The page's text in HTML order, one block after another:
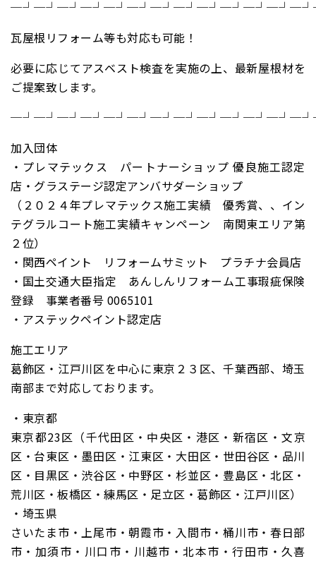
瓦屋根リフォーム等も対応も可能！
必要に応じてアスベスト検査を実施の上、最新屋根材を
ご提案致します。
加入団体
・プレマテックス パートナーショップ 優良施工認定
店・グラステージ認定アンバサダーショップ
（２０２４年プレマテックス施工実績 優秀賞、、イン
テグラルコート施工実績キャンペーン 南関東エリア第
２位）
・関西ペイント リフォームサミット プラチナ会員店
・国土交通大臣指定 あんしんリフォーム工事瑕疵保険
登録 事業者番号 0065101
・アステックペイント認定店
施工エリア
葛飾区・江戸川区を中心に東京２３区、千葉西部、埼玉
南部まで対応しております。
・東京都
東京都23区（千代田区・中央区・港区・新宿区・文京
区・台東区・墨田区・江東区・大田区・世田谷区・品川
区・目黒区・渋谷区・中野区・杉並区・豊島区・北区・
荒川区・板橋区・練馬区・足立区・葛飾区・江戸川区）
・埼玉県
さいたま市・上尾市・朝霞市・入間市・桶川市・春日部
市・加須市・川口市・川越市・北本市・行田市・久喜